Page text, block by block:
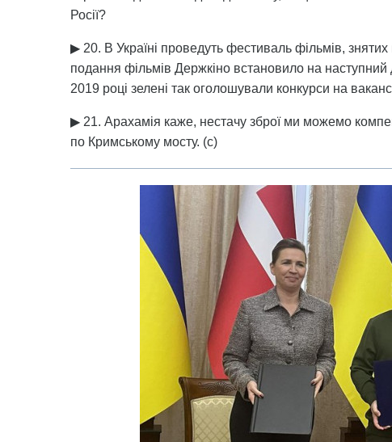
Росії?
▶ 20. В Україні проведуть фестиваль фільмів,
подання фільмів Держкіно встановило на
2019 році зелені так оголошували конкурси на
▶ 21. Арахамія каже, нестачу зброї ми можемо
по Кримському мосту. (с)